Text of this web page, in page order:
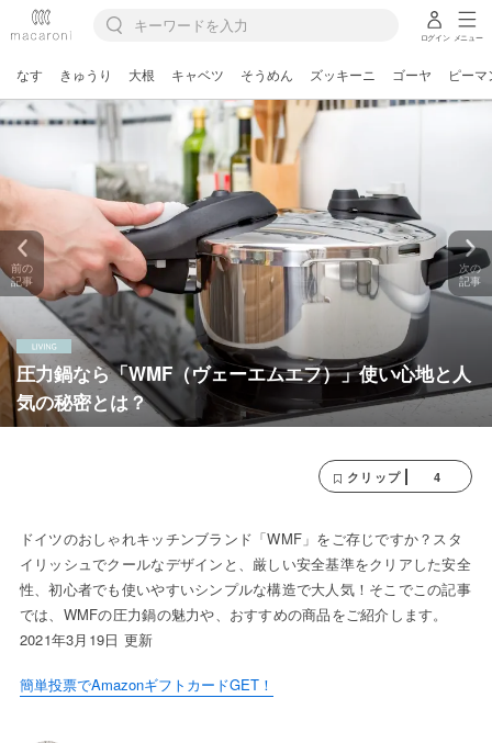
ログイン メニュー
なす きゅうり 大根 キャベツ そうめん ズッキーニ ゴーヤ ピーマ
圧力鍋なら「WMF（ヴェーエムエフ）」使い心地と人
気の秘密とは？
前の
記事
次の
記事
クリップ 4
ドイツのおしゃれキッチンブランド「WMF」をご存じですか？スタ
イリッシュでクールなデザインと、厳しい安全基準をクリアした安全
性、初心者でも使いやすいシンプルな構造で大人気！そこでこの記事
では、WMFの圧力鍋の魅力や、おすすめの商品をご紹介します。
2021年3月19日 更新
簡単投票でAmazonギフトカードGET！